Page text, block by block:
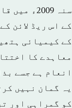
سنہ
کے اس ریڈ لائن
کے کیمیائی
معاہدے کا
انعام ہے جسے
یہ گمان نہیں
کو گمراہی اور